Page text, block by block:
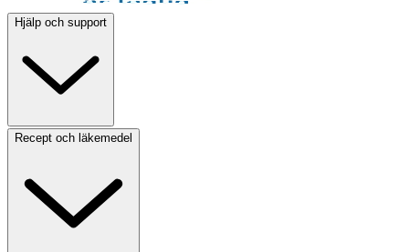
Hjälp och support
Recept och läkemedel